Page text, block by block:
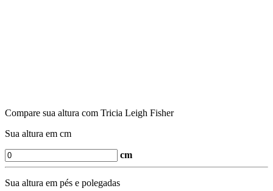
Compare sua altura com Tricia Leigh Fisher
Sua altura em cm
cm
Sua altura em pés e polegadas